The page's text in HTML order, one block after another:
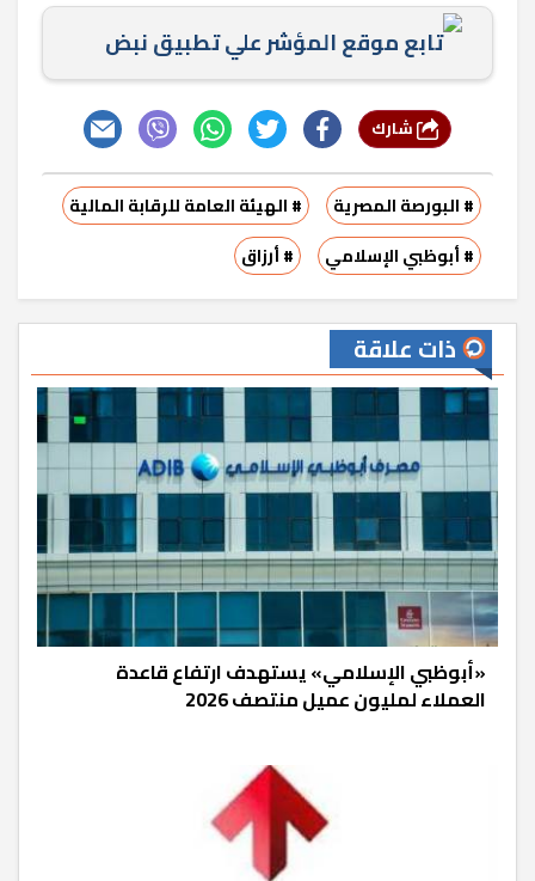
تابع موقع المؤشر علي تطبيق نبض
# البورصة المصرية
# الهيئة العامة للرقابة المالية
# أبوظبي الإسلامي
# أرزاق
ذات علاقة
«أبوظبي الإسلامي» يستهدف ارتفاع قاعدة
العملاء لمليون عميل منتصف 2026